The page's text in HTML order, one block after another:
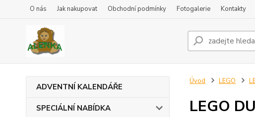
O nás Jak nakupovat Obchodní podmínky Fotogalerie Kontakty
ADVENTNÍ KALENDÁŘE
SPECIÁLNÍ NABÍDKA
Úvod LEGO
LEGO